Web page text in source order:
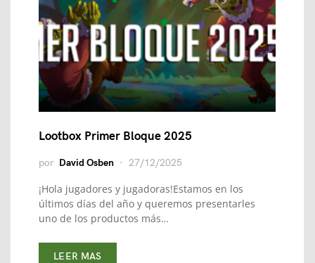
Lootbox Primer Bloque 2025
por David Osben 27/12/2025
¡Hola jugadores y jugadoras!Estamos en los
últimos días del año y queremos presentarles
uno de los productos más…
LEER MAS